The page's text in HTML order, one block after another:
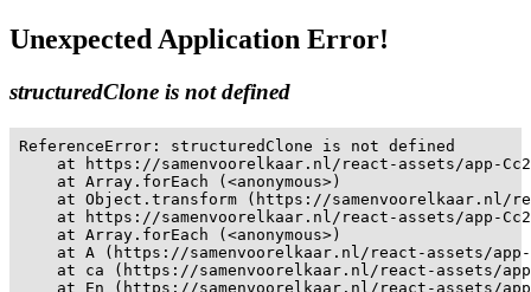
Unexpected Application Error!
structuredClone is not defined
ReferenceError: structuredClone is not defined
at https://samenvoorelkaar.nl/react-assets/app-
    at Array.forEach (<anonymous>)
at Object.transform (https://samenvoorelkaar.nl/
at https://samenvoorelkaar.nl/react-assets/app-
    at Array.forEach (<anonymous>)
at A (https://samenvoorelkaar.nl/react-assets/
at ca (https://samenvoorelkaar.nl/react-assets/
at En (https://samenvoorelkaar.nl/react-assets/